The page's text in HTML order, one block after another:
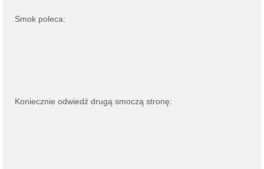
Smok poleca:
Koniecznie odwiedź drugą smoczą stronę: